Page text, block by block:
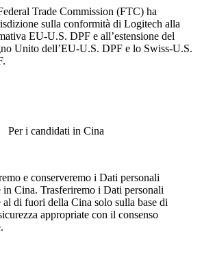
Trade Commission (FTC) ha
sulla conformità di Logitech alla
EU-U.S. DPF e all’estensione del
Unito dell’EU-U.S. DPF e lo Swiss-U.S.
i candidati in Cina
e conserveremo i Dati personali
in Cina. Trasferiremo i Dati personali
al di fuori della Cina solo sulla base di
appropriate con il consenso